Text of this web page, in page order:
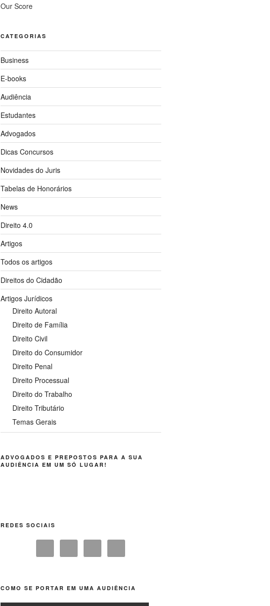
Our Score
CATEGORIAS
Business
E-books
Audiência
Estudantes
Advogados
Dicas Concursos
Novidades do Juris
Tabelas de Honorários
News
Direito 4.0
Artigos
Todos os artigos
Direitos do Cidadão
Artigos Jurídicos
Direito Autoral
Direito de Família
Direito Civil
Direito do Consumidor
Direito Penal
Direito Processual
Direito do Trabalho
Direito Tributário
Temas Gerais
ADVOGADOS E PREPOSTOS PARA A SUA
AUDIÊNCIA EM UM SÓ LUGAR!
REDES SOCIAIS
COMO SE PORTAR EM UMA AUDIÊNCIA